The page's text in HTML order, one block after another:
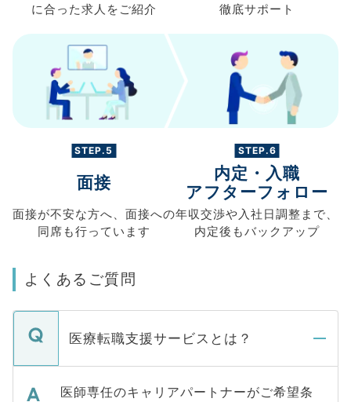
に合った求人を ご紹介
徹底サポート
STEP.5
面接
面接が不安な方へ、 面接への
同席も行っています
STEP.6
内定・入職
アフターフォロー
年収交渉や入社日調整まで、
内定後もバックアップ
よくあるご質問
医療転職支援サービスとは？
医師専任のキャリアパートナーがご希望条